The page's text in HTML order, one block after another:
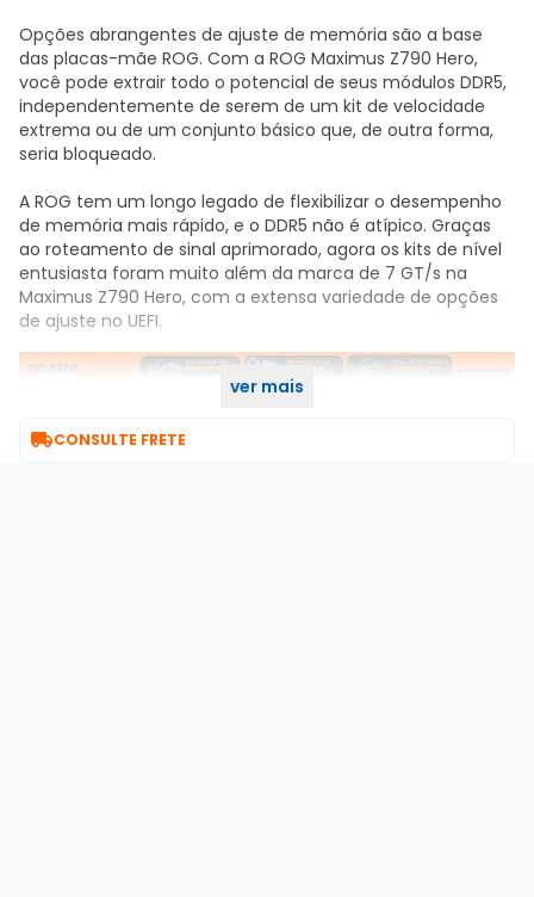
Opções abrangentes de ajuste de memória são a base
das placas-mãe ROG. Com a ROG Maximus Z790 Hero,
você pode extrair todo o potencial de seus módulos DDR5,
independentemente de serem de um kit de velocidade
extrema ou de um conjunto básico que, de outra forma,
seria bloqueado.
A ROG tem um longo legado de flexibilizar o desempenho
de memória mais rápido, e o DDR5 não é atípico. Graças
ao roteamento de sinal aprimorado, agora os kits de nível
entusiasta foram muito além da marca de 7 GT/s na
Maximus Z790 Hero, com a extensa variedade de opções
de ajuste no UEFI.
ver mais
CONSULTE FRETE